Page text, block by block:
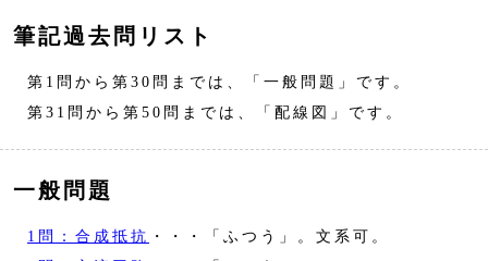
筆記過去問リスト
第1問から第30問までは、「一般問題」です。
第31問から第50問までは、「配線図」です。
一般問題
1問：合成抵抗 ・・・「ふつう」。文系可。